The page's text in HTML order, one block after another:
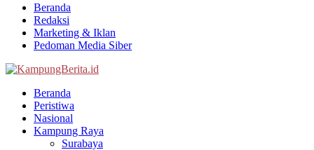
Beranda
Redaksi
Marketing & Iklan
Pedoman Media Siber
Beranda
Peristiwa
Nasional
Kampung Raya
Surabaya